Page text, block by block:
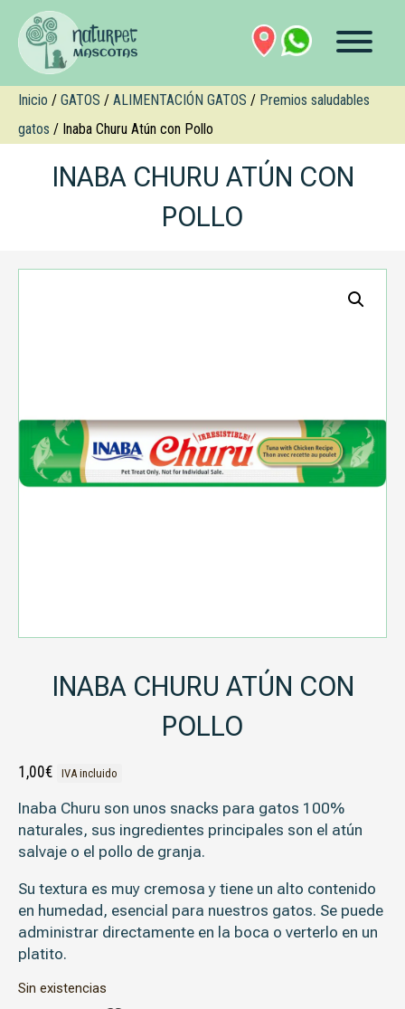
Inicio / GATOS / ALIMENTACIÓN GATOS / Premios saludables
gatos / Inaba Churu Atún con Pollo
INABA CHURU ATÚN CON
POLLO
INABA CHURU ATÚN CON
POLLO
1,00€ IVA incluido
Inaba Churu son unos snacks para gatos 100%
naturales, sus ingredientes principales son el atún
salvaje o el pollo de granja.
Su textura es muy cremosa y tiene un alto contenido
en humedad, esencial para nuestros gatos. Se puede
administrar directamente en la boca o verterlo en un
platito.
Sin existencias